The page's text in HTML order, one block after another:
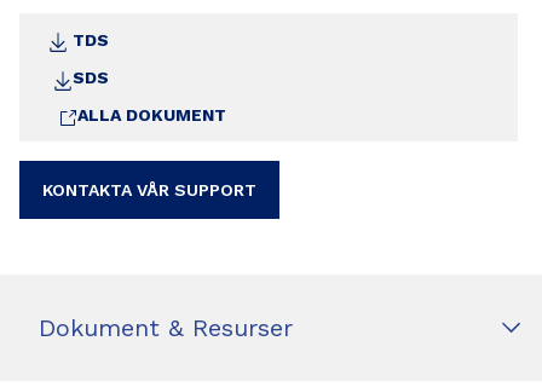
TDS
SDS
ALLA DOKUMENT
KONTAKTA VÅR SUPPORT
Dokument & Resurser